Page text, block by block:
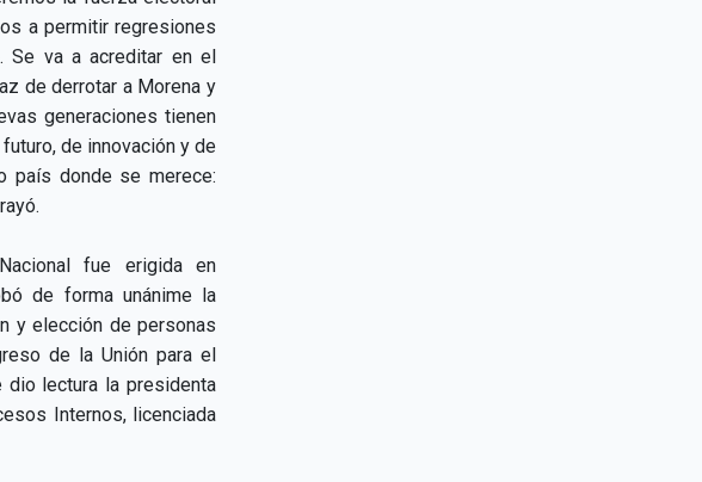
a permitir regresiones
Se va a acreditar en el
de derrotar a Morena y
generaciones tienen
de innovación y de
país donde se merece:
fue erigida en
de forma unánime la
y elección de personas
de la Unión para el
lectura la presidenta
Internos, licenciada